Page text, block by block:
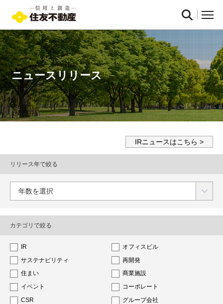
ニュースリリース
IRニュースはこちら
リリース年で絞る
年数を選択
カテゴリで絞る
IR
オフィスビル
サステナビリティ
再開発
住まい
商業施設
イベント
コーポレート
CSR
グループ会社